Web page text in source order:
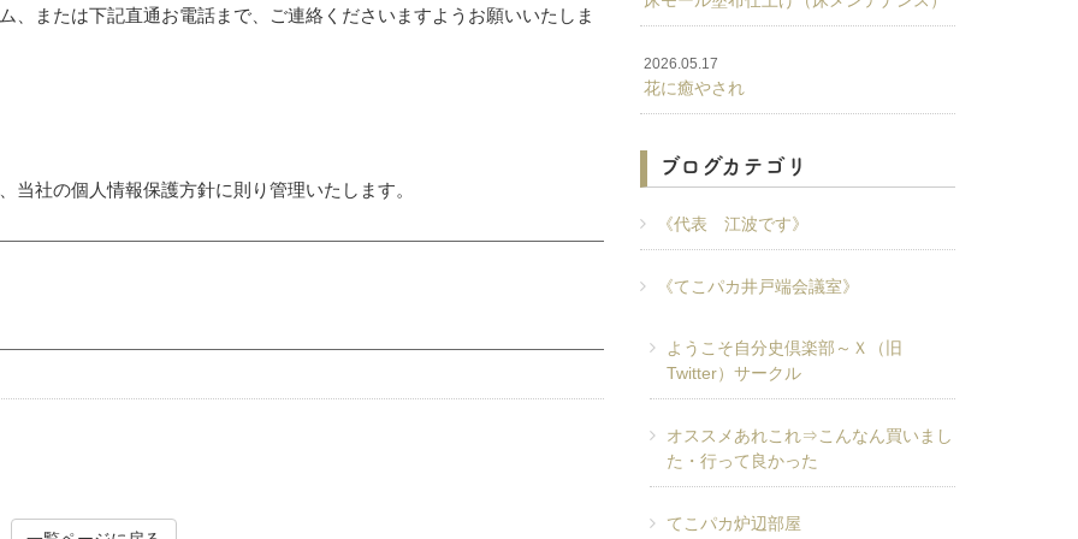
、または下記直通お電話まで、ご連絡くださいますようお願いいたしま
社の個人情報保護方針に則り管理いたします。
2026.05.17
花に癒やされ
ブログカテゴリ
《代表 江波です》
《てこパカ井戸端会議室》
ようこそ自分史倶楽部～Ｘ（旧
Twitter）サークル
オススメあれこれ⇒こんなん買いまし
た・行って良かった
てこパカ炉辺部屋